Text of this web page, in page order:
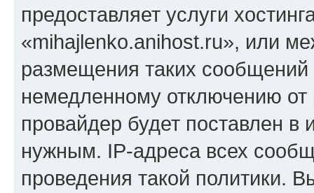
предоставляет услуги
«mihajlenko.anihost.ru», или
размещения таких
немедленному отключению
провайдер будет поставлен в
нужным. IP-адреса всех
проведения такой политики.